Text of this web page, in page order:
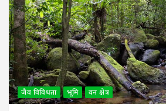
जैव विविधता भूमि वन क्षेत्र